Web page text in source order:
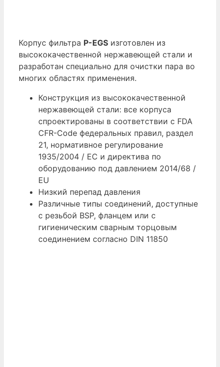
Корпус фильтра P-EGS изготовлен из
высококачественной нержавеющей стали и
разработан специально для очистки пара во
многих областях применения.
Конструкция из высококачественной
нержавеющей стали: все корпуса
спроектированы в соответствии с FDA
CFR-Code федеральных правил, раздел
21, нормативное регулирование
1935/2004 / EC и директива по
оборудованию под давлением 2014/68 /
EU
Низкий перепад давления
Различные типы соединений, доступные
с резьбой BSP, фланцем или с
гигиеническим сварным торцовым
соединением согласно DIN 11850